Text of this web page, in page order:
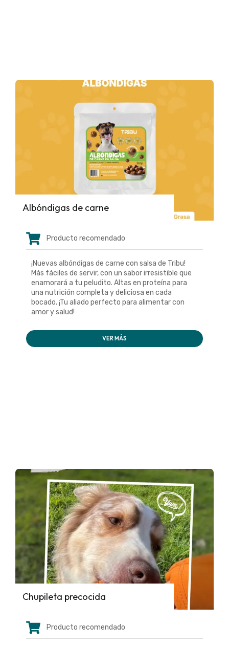
Albóndigas de carne
Producto recomendado
¡Nuevas albóndigas de carne con salsa de Tribu!
Más fáciles de servir, con un sabor irresistible que
enamorará a tu peludito. Altas en proteína para
una nutrición completa y deliciosa en cada
bocado. ¡Tu aliado perfecto para alimentar con
amor y salud!
VER MÁS
Chupileta precocida
Producto recomendado